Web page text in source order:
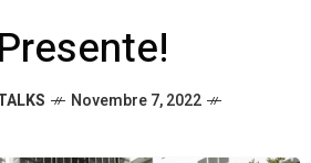
Novembre 7, 2022